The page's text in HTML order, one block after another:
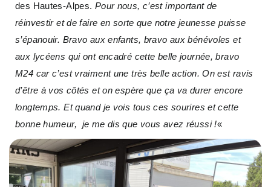
des Hautes-Alpes. Pour nous, c’est important de
réinvestir et de faire en sorte que notre jeunesse puisse
s’épanouir. Bravo aux enfants, bravo aux bénévoles et
aux lycéens qui ont encadré cette belle journée, bravo
M24 car c’est vraiment une très belle action. On est ravis
d’être à vos côtés et on espère que ça va durer encore
longtemps. Et quand je vois tous ces sourires et cette
bonne humeur, je me dis que vous avez réussi !«